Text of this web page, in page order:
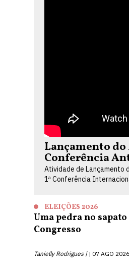
Lançamento
Conferência
Atividade de Lançamento
1ª Conferência
ELEIÇÕES 2026
Uma pedra no
Congresso
Tanielly Rodrigues | 07 AGO 2026